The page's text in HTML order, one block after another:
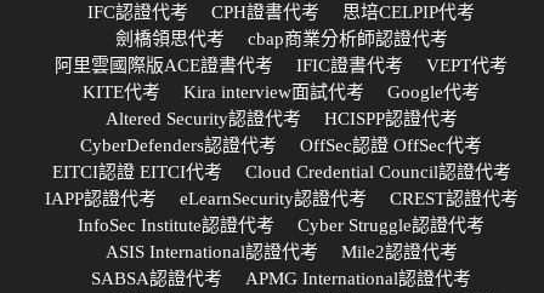
IFC認證代考
CPH證書代考
思培CELPIP代考
劍橋領思代考
cbap商業分析師認證代考
阿里雲國際版ACE證書代考
IFIC證書代考
VEPT代考
KITE代考
Kira interview面試代考
Google代考
Altered Security認證代考
HCISPP認證代考
CyberDefenders認證代考
OffSec認證 OffSec代考
EITCI認證 EITCI代考
Cloud Credential Council認證代考
IAPP認證代考
eLearnSecurity認證代考
CREST認證代考
InfoSec Institute認證代考
Cyber Struggle認證代考
ASIS International認證代考
Mile2認證代考
SABSA認證代考
APMG International認證代考